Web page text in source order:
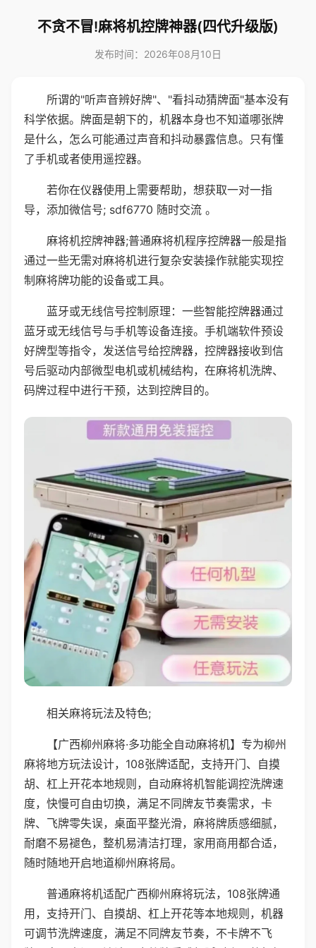
不贪不冒!麻将机控牌神器(四代升级版)
发布时间：2026年08月10日
所谓的"听声音辨好牌"、"看抖动猜牌面"基本没有
科学依据。牌面是朝下的，机器本身也不知道哪张牌
是什么，怎么可能通过声音和抖动暴露信息。只有懂
了手机或者使用遥控器。
若你在仪器使用上需要帮助，想获取一对一指
导，添加微信号; sdf6770 随时交流 。
麻将机控牌神器;普通麻将机程序控牌器一般是指
通过一些无需对麻将机进行复杂安装操作就能实现控
制麻将牌功能的设备或工具。
蓝牙或无线信号控制原理：一些智能控牌器通过
蓝牙或无线信号与手机等设备连接。手机端软件预设
好牌型等指令，发送信号给控牌器，控牌器接收到信
号后驱动内部微型电机或机械结构，在麻将机洗牌、
码牌过程中进行干预，达到控牌目的。
相关麻将玩法及特色;
【广西柳州麻将·多功能全自动麻将机】专为柳州
麻将地方玩法设计，108张牌适配，支持开门、自摸
胡、杠上开花本地规则，自动麻将机智能调控洗牌速
度，快慢可自由切换，满足不同牌友节奏需求，卡
牌、飞牌零失误，桌面平整光滑，麻将牌质感细腻，
耐磨不易褪色，整机易清洁打理，家用商用都合适，
随时随地开启地道柳州麻将局。
普通麻将机适配广西柳州麻将玩法，108张牌通
用，支持开门、自摸胡、杠上开花等本地规则，机器
可调节洗牌速度，满足不同牌友节奏，不卡牌不飞